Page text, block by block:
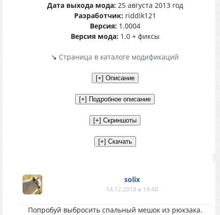
Дата выхода мода: 25 августа 2013 год
Разработчик:riddik121
Версия:1.0004
Версия мода:1.0 + фиксы
↘ Страница в каталоге модификаций
solix
14.12.2018 в 19:48
Попробуй выбросить спальный мешок из рюкзака.